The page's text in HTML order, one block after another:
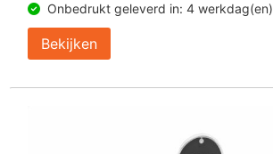
Onbedrukt geleverd in: 4 werkdag(en)
Bekijken